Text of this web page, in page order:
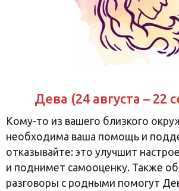
Дева (24 августа – 22
Кому-то из вашего близкого
необходима ваша помощь и
отказывайте: это улучшит
и поднимет самооценку. Также
разговоры с родными помогут